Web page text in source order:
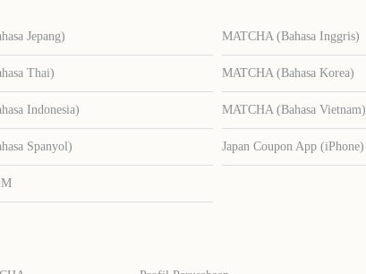
Jepang) MATCHA (Bahasa Inggris)
Thai) MATCHA (Bahasa Korea)
Indonesia) MATCHA (Bahasa Vietnam)
Spanyol) Japan Coupon App (iPhone)